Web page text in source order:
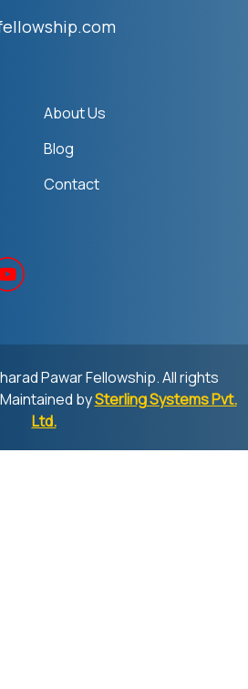
About Us
Blog
Contact
Pawar Fellowship. All rights
bySterling Systems Pvt.
Ltd.